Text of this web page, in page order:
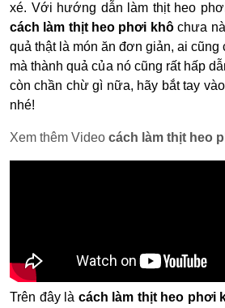
xé. Với hướng dẫn làm thịt heo
cách làm thịt heo phơi khôchưa
quả thật là món ăn đơn giản, ai
mà thành quả của nó cũng rất hấp
còn chần chừ gì nữa, hãy bắt tay
nhé!
Xem thêm Video cách làm thịt heo
Trên đây là cách làm thịt heo phơi